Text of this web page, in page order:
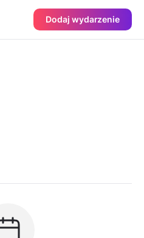
Dodaj wydarzenie